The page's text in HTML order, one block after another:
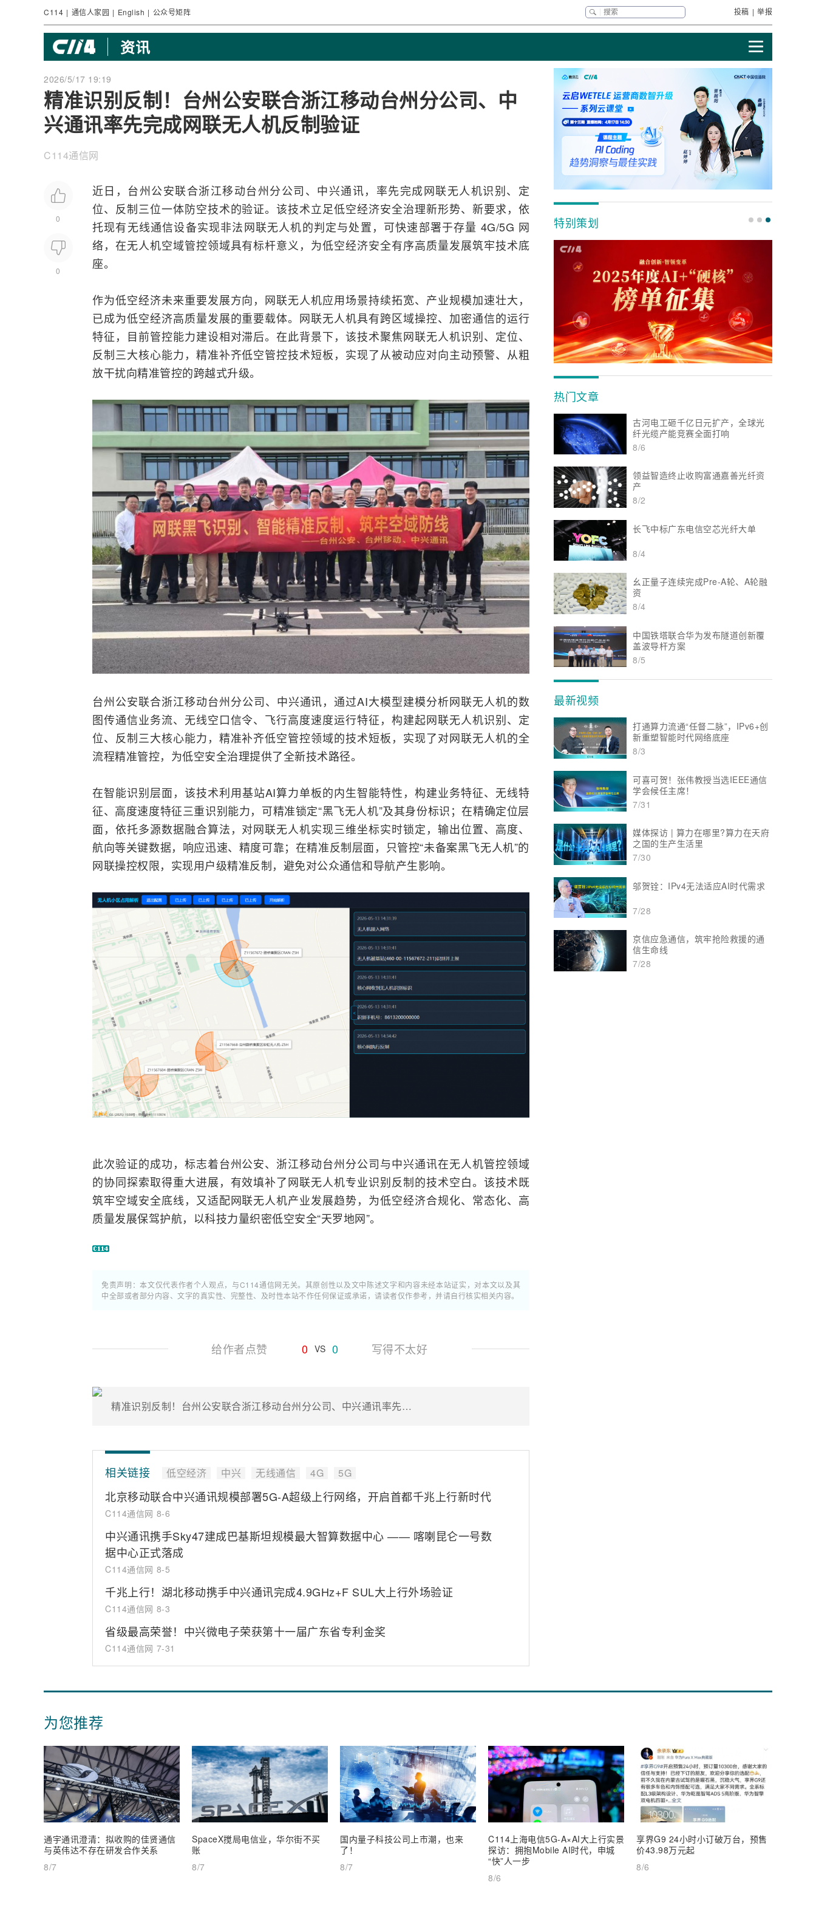
C114 | 通信人家园 | English | 公众号矩阵 投稿 | 举报
资讯
2026/5/17 19:19
精准识别反制！台州公安联合浙江移动台州分公司、中
兴通讯率先完成网联无人机反制验证
C114通信网
0
0
近日，台州公安联合浙江移动台州分公司、 中兴通讯，率先完成网联无人机识别、定
位、反制三位一体防空技术的验证。该技术立足低空经济安全治理新形势、新要求，依
托现有无线通信设备实现非法网联无人机的判定与处置，可快速部署于存量 4G/5G 网
络，在无人机空域管控领域具有标杆意义，为低空经济安全有序高质量发展筑牢技术底
座。
作为低空经济未来重要发展方向，网联无人机应用场景持续拓宽、产业规模加速壮大，
已成为低空经济高质量发展的重要载体。网联无人机具有跨区域操控、加密通信的运行
特征，目前管控能力建设相对滞后。在此背景下，该技术聚焦网联无人机识别、定位、
反制三大核心能力，精准补齐低空管控技术短板，实现了从被动应对向主动预警、从粗
放干扰向精准管控的跨越式升级。
台州公安联合浙江移动台州分公司、中兴通讯，通过AI大模型建模分析网联无人机的数
图传通信业务流、无线空口信令、飞行高度速度运行特征，构建起网联无人机识别、定
位、反制三大核心能力，精准补齐低空管控领域的技术短板，实现了对网联无人机的全
流程精准管控，为低空安全治理提供了全新技术路径。
在智能识别层面，该技术利用基站AI算力单板的内生智能特性，构建业务特征、无线特
征、高度速度特征三重识别能力，可精准锁定“黑飞无人机”及其身份标识；在精确定位层
面，依托多源数据融合算法，对网联无人机实现三维坐标实时锁定，输出位置、高度、
航向等关键数据，响应迅速、精度可靠；在精准反制层面，只管控“未备案黑飞无人机”的
网联操控权限，实现用户级精准反制，避免对公众通信和导航产生影响。
此次验证的成功，标志着台州公安、浙江移动台州分公司与中兴通讯在无人机管控领域
的协同探索取得重大进展，有效填补了网联无人机专业识别反制的技术空白。该技术既
筑牢空域安全底线，又适配网联无人机产业发展趋势，为低空经济合规化、常态化、高
质量发展保驾护航，以科技力量织密低空安全“天罗地网”。
免责声明：本文仅代表作者个人观点，与C114通信网无关。其原创性以及文中陈述文字和内容未经本站证实，对本文以及其
中全部或者部分内容、文字的真实性、完整性、及时性本站不作任何保证或承诺，请读者仅作参考，并请自行核实相关内容。
给作者点赞 0 VS 0 写得不太好
精准识别反制！台州公安联合浙江移动台州分公司、中兴通讯率先完成网联无人机反制验证
相关链接 低空经济 中兴 无线通信 4G 5G
北京移动联合中兴通讯规模部署5G-A超级上行网络，开启首都千兆上行新时代
C114通信网 8-6
中兴通讯携手Sky47建成巴基斯坦规模最大智算数据中心 —— 喀喇昆仑一号数
据中心正式落成
C114通信网 8-5
千兆上行！湖北移动携手中兴通讯完成4.9GHz+F SUL大上行外场验证
C114通信网 8-3
省级最高荣誉！中兴微电子荣获第十一届广东省专利金奖
C114通信网 7-31
特别策划
热门文章
古河电工砸千亿日元扩产，全球光
纤光缆产能竞赛全面打响
8/6
领益智造终止收购富通嘉善光纤资
产
8/2
长飞中标广东电信空芯光纤大单
8/4
幺正量子连续完成Pre-A轮、A轮融
资
8/4
中国铁塔联合华为发布隧道创新覆
盖波导杆方案
8/5
最新视频
打通算力流通“任督二脉”，IPv6+创
新重塑智能时代网络底座
8/3
可喜可贺！张伟教授当选IEEE通信
学会候任主席！
7/31
媒体探访 | 算力在哪里?算力在天府
之国的生产生活里
7/30
邬贺铨：IPv4无法适应AI时代需求
7/28
京信应急通信，筑牢抢险救援的通
信生命线
7/28
为您推荐
通宇通讯澄清：拟收购的佳贤通信
与英伟达不存在研发合作关系
8/7
SpaceX搅局电信业，华尔街不买
账
8/7
国内量子科技公司上市潮，也来
了！
8/7
C114上海电信5G-A×AI大上行实景
探访：拥抱Mobile AI时代，申城
“快”人一步
8/6
享界G9 24小时小订破万台，预售
价43.98万元起
8/6